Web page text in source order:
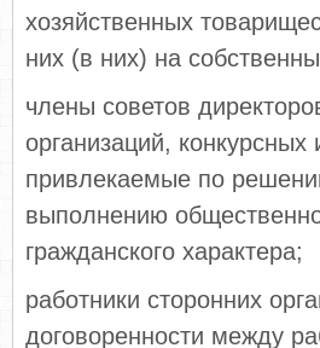
хозяйственных
них (в них) на
члены советов
организаций,
привлекаемые по
выполнению
гражданского характера;
работники сторонних
договоренности между